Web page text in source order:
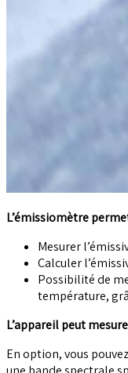
L’émissiomètre
Mesurer
Calculer
Possibilité de
température,
L’appareil peut
En option, vous